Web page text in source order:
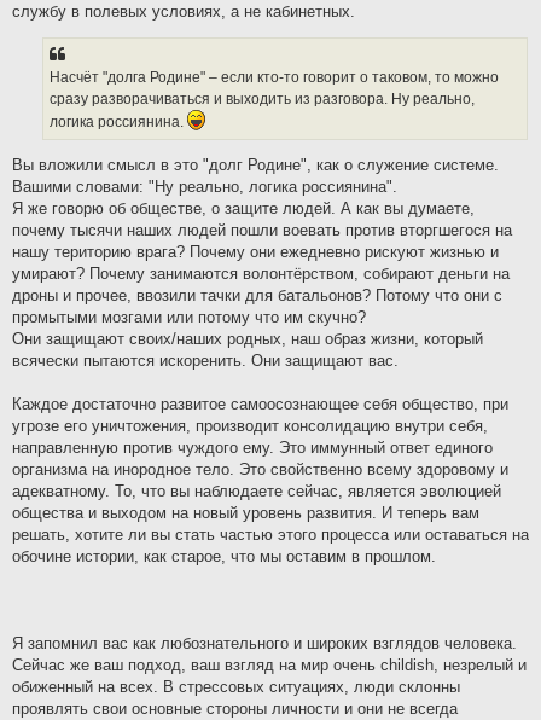
службу в полевых условиях, а не кабинетных.
Насчёт "долга Родине" – если кто-то говорит о таковом, то можно
сразу разворачиваться и выходить из разговора. Ну реально,
логика россиянина.
Вы вложили смысл в это "долг Родине", как о служение системе.
Вашими словами: "Ну реально, логика россиянина".
Я же говорю об обществе, о защите людей. А как вы думаете,
почему тысячи наших людей пошли воевать против вторгшегося на
нашу територию врага? Почему они ежедневно рискуют жизнью и
умирают? Почему занимаются волонтёрством, собирают деньги на
дроны и прочее, ввозили тачки для батальонов? Потому что они с
промытыми мозгами или потому что им скучно?
Они защищают своих/наших родных, наш образ жизни, который
всячески пытаются искоренить. Они защищают вас.
Каждое достаточно развитое самоосознающее себя общество, при
угрозе его уничтожения, производит консолидацию внутри себя,
направленную против чуждого ему. Это иммунный ответ единого
организма на инородное тело. Это свойственно всему здоровому и
адекватному. То, что вы наблюдаете сейчас, является эволюцией
общества и выходом на новый уровень развития. И теперь вам
решать, хотите ли вы стать частью этого процесса или оставаться на
обочине истории, как старое, что мы оставим в прошлом.
Я запомнил вас как любознательного и широких взглядов человека.
Сейчас же ваш подход, ваш взгляд на мир очень childish, незрелый и
обиженный на всех. В стрессовых ситуациях, люди склонны
проявлять свои основные стороны личности и они не всегда